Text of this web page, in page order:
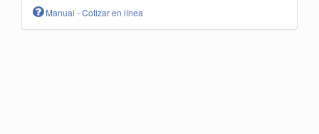
Manual - Cotizar en línea